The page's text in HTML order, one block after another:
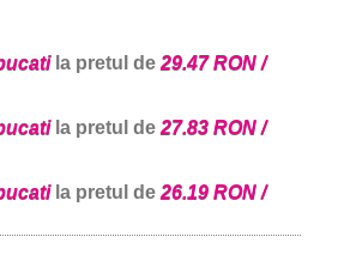
la pretul de 29.47 RON /
la pretul de 27.83 RON /
la pretul de 26.19 RON /